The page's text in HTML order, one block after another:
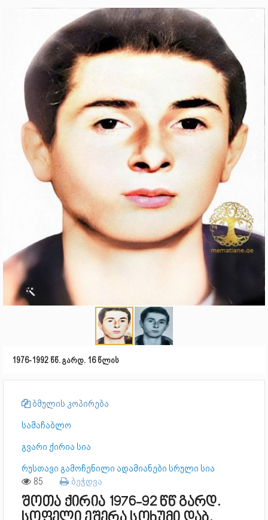
1976-1992 წწ. გარდ. 16 წლის
ბმულის კოპირება
სამაჩაბლო
გვარი ქირია სია
რუსთავი გამოჩენილი ადამიანები სრული სია
85 ბეჭდვა
შოთა ქირია 1976-92 წწ გარდ.